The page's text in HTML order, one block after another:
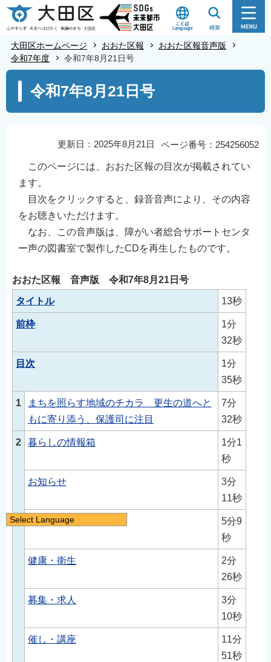
こ
の
ジ
大田区ホームページ おおた区報
おおた区報音声版
令和7年度
令和7年8月21日号
こ
令和7年8月21日号
ページ番号：254256052
更新日：2025年8月21日
このページには、おおた区報の目次が掲載されてい
ます。
目次をクリックすると、録音音声により、その内容
をお聴きいただけます。
なお、この音声版は、障がい者総合サポートセンタ
ー声の図書室で製作したCDを再生したものです。
おおた区報 音声版 令和7年8月21日号
タイトル 13秒
前枠
1分
32秒
目次
1分
35秒
1
まちを照らす地域のチカラ 更生の道へと
もに寄り添う、保護司に注目
7分
32秒
2 暮らしの情報箱
1分1
秒
お知らせ
3分
11秒
国保・年金・税
5分9
秒
健康・衛生
2分
26秒
募集・求人
3分
10秒
催し・講座
11分
51秒
Select Language
English
繁體中文
नेपाली